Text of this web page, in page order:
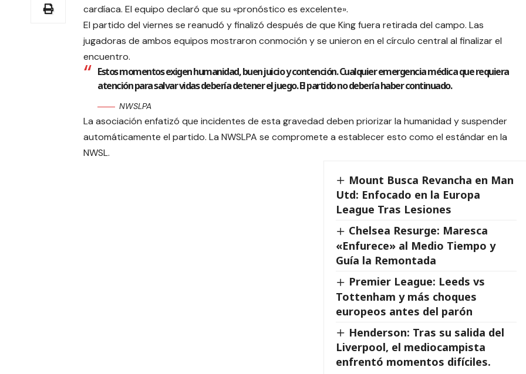
cardíaca. El equipo declaró que su «pronóstico es excelente».
El partido del viernes se reanudó y finalizó después de que King fuera retirada del campo. Las
jugadoras de ambos equipos mostraron conmoción y se unieron en el círculo central al finalizar el
encuentro.
Estos momentos exigen humanidad, buen juicio y contención. Cualquier emergencia médica que requiera
atención para salvar vidas debería detener el juego. El partido no debería haber continuado.
NWSLPA
La asociación enfatizó que incidentes de esta gravedad deben priorizar la humanidad y suspender
automáticamente el partido. La NWSLPA se compromete a establecer esto como el estándar en la
NWSL.
Mount Busca Revancha en Man
Utd: Enfocado en la Europa
League Tras Lesiones
Chelsea Resurge: Maresca
«Enfurece» al Medio Tiempo y
Guía la Remontada
Premier League: Leeds vs
Tottenham y más choques
europeos antes del parón
Henderson: Tras su salida del
Liverpool, el mediocampista
enfrentó momentos difíciles.